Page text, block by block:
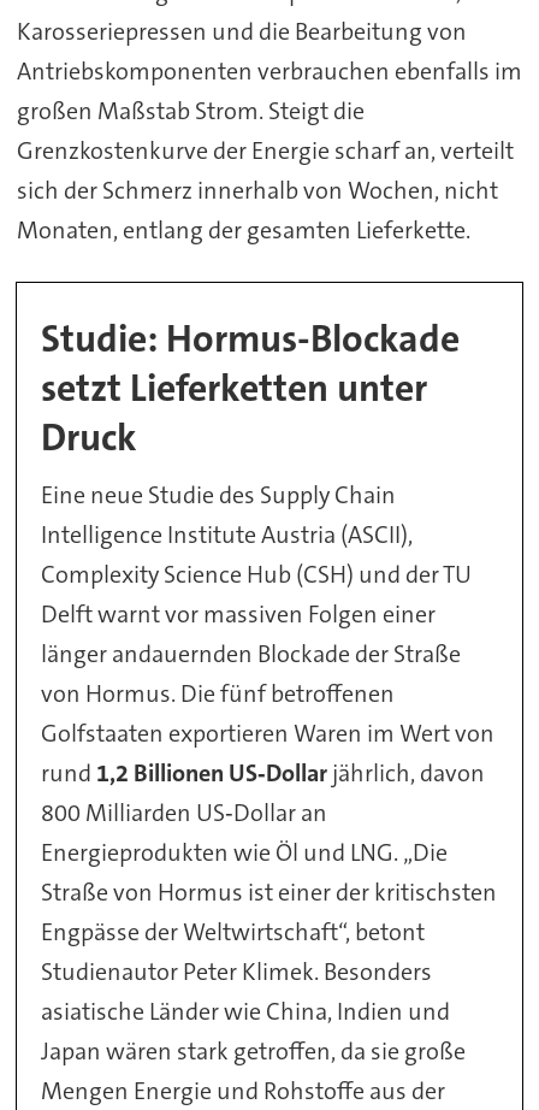
Karosseriepressen und die Bearbeitung von
Antriebskomponenten verbrauchen ebenfalls im
großen Maßstab Strom. Steigt die
Grenzkostenkurve der Energie scharf an, verteilt
sich der Schmerz innerhalb von Wochen, nicht
Monaten, entlang der gesamten Lieferkette.
Studie: Hormus-Blockade
setzt Lieferketten unter
Druck
Eine neue Studie des Supply Chain
Intelligence Institute Austria (ASCII),
Complexity Science Hub (CSH) und der TU
Delft warnt vor massiven Folgen einer
länger andauernden Blockade der Straße
von Hormus. Die fünf betroffenen
Golfstaaten exportieren Waren im Wert von
rund 1,2 Billionen US‑Dollarjährlich, davon
800 Milliarden US‑Dollar an
Energieprodukten wie Öl und LNG. „Die
Straße von Hormus ist einer der kritischsten
Engpässe der Weltwirtschaft“, betont
Studienautor Peter Klimek. Besonders
asiatische Länder wie China, Indien und
Japan wären stark getroffen, da sie große
Mengen Energie und Rohstoffe aus der